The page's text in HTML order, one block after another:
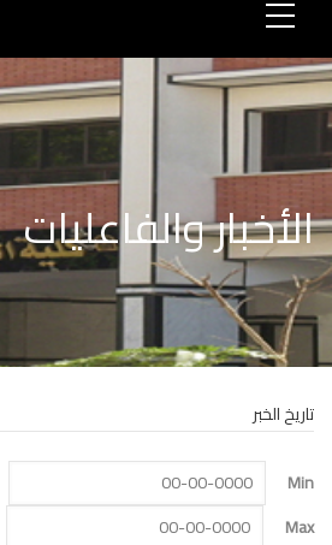
الأخبار والفاعليات
تاريخ الخبر
Min
Max